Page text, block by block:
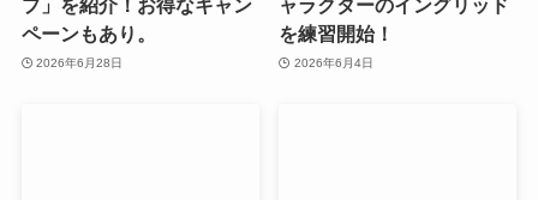
プ」を紹介！お得なキャン
ペーンもあり。
2026年6月28日
ャラクターのイングリッド
を練習開始！
2026年6月4日